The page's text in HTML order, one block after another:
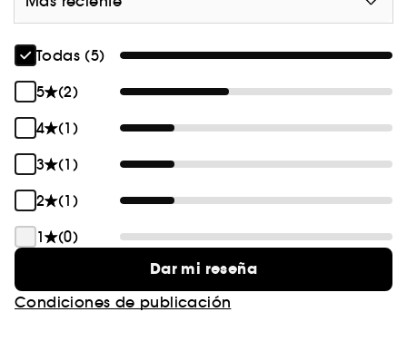
⁴ Tan cómodo como un cojín.
Todas (5)
5
(2)
4
(1)
3
(1)
2
(1)
1
(0)
Dar mi reseña
Condiciones de publicación